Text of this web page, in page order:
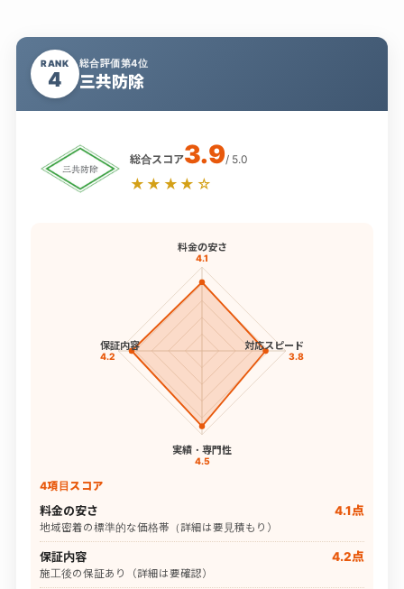
RANK
4
総合評価第4位
三共防除
総合スコア3.9/ 5.0
★★★★☆
料金の安さ
4.1
対応スピード
3.8
実績・専門性
4.5
保証内容
4.2
4項目スコア
料金の安さ 4.1点
地域密着の標準的な価格帯（詳細は要見積もり）
保証内容 4.2点
施工後の保証あり（詳細は要確認）